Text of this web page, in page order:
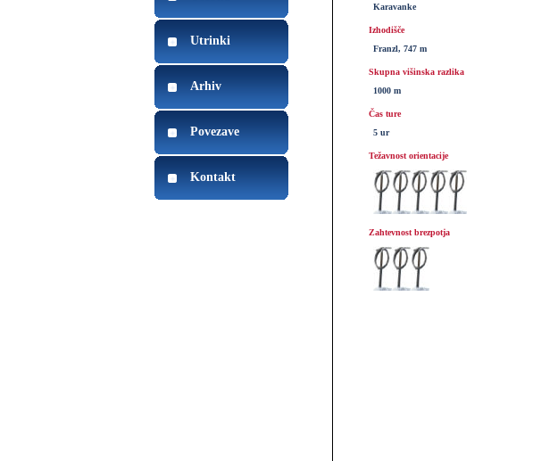
Utrinki
Arhiv
Povezave
Kontakt
Karavanke
Izhodišče
Franzl, 747 m
Skupna višinska razlika
1000 m
Čas ture
5 ur
Težavnost orientacije
Zahtevnost brezpotja